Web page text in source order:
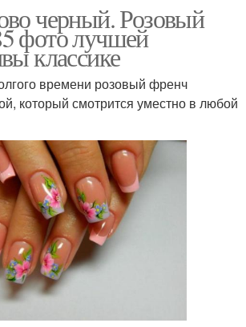
черный. Розовый
фото лучшей
классике
времени розовый френч
который смотрится уместно в любой